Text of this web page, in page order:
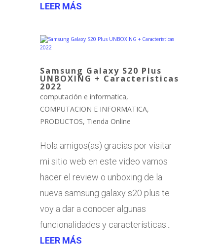
LEER MÁS
Samsung Galaxy S20 Plus
UNBOXING + Caracteristicas
2022
computación e informatica,
COMPUTACION E INFORMATICA,
PRODUCTOS, Tienda Online
Hola amigos(as) gracias por visitar
mi sitio web en este video vamos
hacer el review o unboxing de la
nueva samsung galaxy s20 plus te
voy a dar a conocer algunas
funcionalidades y características...
LEER MÁS